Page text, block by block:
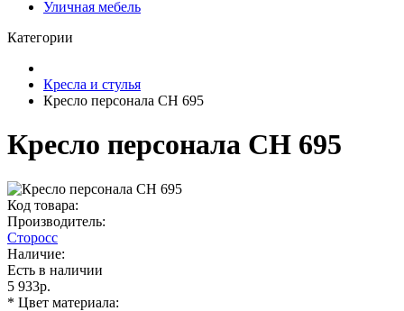
Уличная мебель
Категории
Кресла и стулья
Кресло персонала СН 695
Кресло персонала СН 695
Код товара:
Производитель:
Сторосс
Наличие:
Есть в наличии
5 933р.
* Цвет материала: